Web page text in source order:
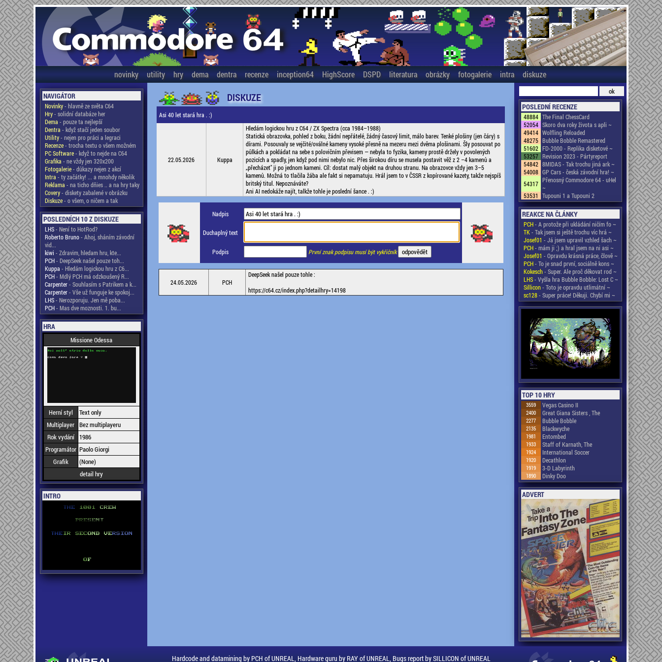
novinky utility hry dema dentra recenze inception64 HighScore DSPD literatura obrázky fotogalerie intra diskuze
NAVIGÁTOR
Novinky- hlavně ze světa C64
Hry- solidní databáze her
Dema - pouze ta nejlepší
Dentra - když stačí jeden soubor
Utility- nejen pro práci a legraci
Recenze- trocha textu o všem možném
PC Software- když to nejde na C64
Grafika - ne vždy jen 320x200
Fotogalerie- důkazy nejen z akcí
Intra - ty začátky! ... a mnohdy několik
Reklama - na ticho dňies .. a na hry taky
Covery- diskety zabalené v obrázku
Diskuze- o všem, o ničem a tak
POSLEDNÍCH 10 Z DISKUZE
LHS- Není to HotRod?
Roberto Bruno- Ahoj, sháním závodní
vid...
kiwi - Zdravim, hledam hru, kte...
PCH- DeepSeek našel pouze toh...
Kuppa - Hledám logickou hru z C6...
PCH- Mdlý PCH má odzkoušený R...
Carpenter- Souhlasím s Patrikem a k...
Carpenter- Vše už funguje ke spokoj...
LHS- Nerozporuju. Jen mě poba...
PCH- Mas dve moznosti. 1. bu...
HRA
Missione Odessa
Herní styl
Text only
Multiplayer Bez multiplayeru
Rok vydání
1986
Programátor Paolo Giorgi
Grafik
(None)
detail hry
INTRO
DISKUZE
Asi 40 let stará hra . :)
22.05.2026 Kuppa
Hledám logickou hru z C64 / ZX Spectra (cca 1984–1988)
Statická obrazovka, pohled z boku, žádní nepřátelé, žádný časový limit, málo barev. Tenké plošiny (jen čáry) s
dírami. Posouvaly se vejčité/oválné kameny vysoké přesně na mezeru mezi dvěma plošinami. Šly posouvat po
půlkách a pokládat na sebe s polovičním převisem — nebyla to fyzika, kameny prostě držely v povolených
pozicích a spadly, jen když pod nimi nebylo nic. Přes širokou díru se musela postavit věž z 2 –4 kamenů a
„přecházet" ji po jednom kameni. Cíl: dostat malý objekt na druhou stranu. Na obrazovce vždy jen 3–5
kamenů. Možná to tlačila žába ale fakt si nepamatuju. Hrál jsem to v ČSSR z kopírované kazety, takže nejspíš
britský titul. Nepoznáváte?
Ani AI nedokáže najít, talkže tohle je poslední šance . :)
Nadpis
Duchaplný text
Podpis První znak podpisu musí být vykřičník
24.05.2026 PCH
DeepSeek našel pouze tohle :
https://c64.cz/index.php?detailhry=14198
POSLEDNÍ RECENZE
48884 The Final ChessCard
52054 Skoro dva roky života s apli ~
49414 Wolfling Reloaded
48275 Bubble Bobble Remastered
51602 FD-2000 - Replika disketové ~
53257 Revision 2023 - Pártyreport
54842 8MIDAS - Tak trochu jiná ark ~
54008 GP Cars - česká závodní hra! ~
54317 Přenosný Commodore 64 - uHel
~
53531
Tupouni 1 a Tupouni 2
REAKCE NA ČLÁNKY
PCH- A protože při ukládání ničím fo ~
TK- Tak jsem si ještě trochu víc hrá ~
Josef01 - Já jsem upravil vzhled šach ~
PCH- mám ji ;) a hral jsem na ni asi ~
Josef01 - Opravdu krásná práce, člově ~
PCH- To je snad první, sociálně kons ~
Kokesch- Super. Ale proč děkovat rod ~
LHS- Vyšla hra Bubble Bobble: Lost C ~
Sillicon- Toto je opravdu utlimátní ~
sc128- Super práce! Děkuji. Chybí mi ~
TOP 10 HRY
3559 Vegas Casino II
2400 Great Giana Sisters , The
2277 Bubble Bobble
2135 Blackwyche
1981 Entombed
1933 Staff of Karnath, The
1924 International Soccer
1920 Decathlon
1919 3-D Labyrinth
1890 Dinky Doo
ADVERT
Hardcode and datamining by PCH of UNREAL, Hardware guru by RAY of UNREAL, Bugs report by SILLICON of UNREAL